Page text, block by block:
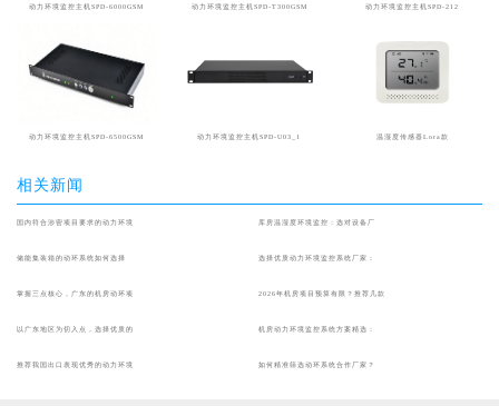
动力环境监控主机SPD-6000GSM 动力环境监控主机SPD-T300GSM 动力环境监控主机SPD-212
动力环境监控主机SPD-6500GSM 动力环境监控主机SPD-U03_1 温湿度传感器Lora款
相关新闻
国内符合涉密项目要求的动力环境 库房温湿度环境监控：选对设备厂
储能集装箱的动环系统如何选择 选择优质动力环境监控系统厂家：
掌握三点核心，广东的机房动环项 2026年机房项目预算有限？推荐几款
以广东地区为切入点，选择优质的 机房动力环境监控系统方案精选：
推荐我国出口表现优秀的动力环境 如何精准筛选动环系统合作厂家？